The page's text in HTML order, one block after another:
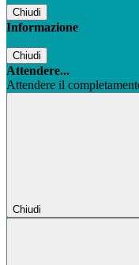
Chiudi
Informazione
Chiudi
Attendere...
Attendere il
Chiudi